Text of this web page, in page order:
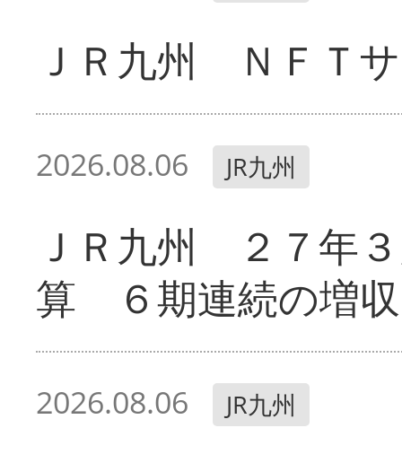
ＪＲ九州 ＮＦＴ
2026.08.06 JR九州
ＪＲ九州 ２７年
算 ６期連続の増収
2026.08.06 JR九州